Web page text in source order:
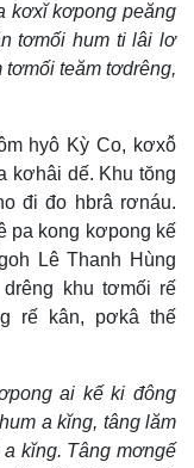
kơxĭ kơpong peăng
tơmối hum ti lâi lơ
tơmối teăm tơdrêng,
hyô Kỳ Co, kơxô̆
kơhâi dế. Khu tŏng
đi đo hbrâ rơnáu.
pa kong kơpong kế
Lê Thanh Hùng
khu tơmối rế
rế kân, pơkâ thế
ai kế ki đông
a kĭng, tâng lăm
kĭng. Tâng mơngế